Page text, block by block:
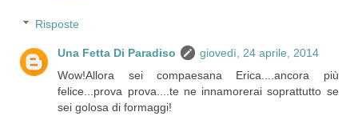
Risposte
Una Fetta Di Paradiso
giovedì, 24 aprile, 2014
Wow!Allora sei compaesana Erica....ancora più
felice...prova prova....te ne innamorerai soprattutto se
sei golosa di formaggi!